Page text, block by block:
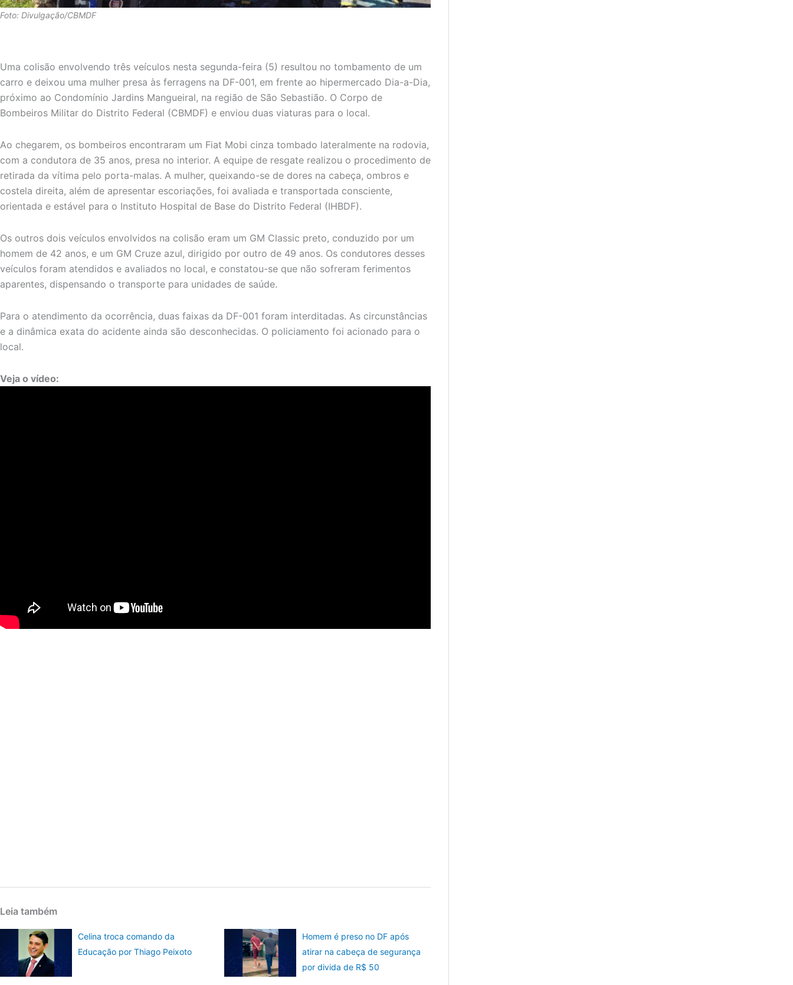
Foto: Divulgação/CBMDF
Uma colisão envolvendo três veículos nesta segunda-feira (5) resultou no tombamento de um
carro e deixou uma mulher presa às ferragens na DF-001, em frente ao hipermercado Dia-a-Dia,
próximo ao Condomínio Jardins Mangueiral, na região de São Sebastião. O Corpo de
Bombeiros Militar do Distrito Federal (CBMDF) e enviou duas viaturas para o local.
Ao chegarem, os bombeiros encontraram um Fiat Mobi cinza tombado lateralmente na rodovia,
com a condutora de 35 anos, presa no interior. A equipe de resgate realizou o procedimento de
retirada da vítima pelo porta-malas. A mulher, queixando-se de dores na cabeça, ombros e
costela direita, além de apresentar escoriações, foi avaliada e transportada consciente,
orientada e estável para o Instituto Hospital de Base do Distrito Federal (IHBDF).
Os outros dois veículos envolvidos na colisão eram um GM Classic preto, conduzido por um
homem de 42 anos, e um GM Cruze azul, dirigido por outro de 49 anos. Os condutores desses
veículos foram atendidos e avaliados no local, e constatou-se que não sofreram ferimentos
aparentes, dispensando o transporte para unidades de saúde.
Para o atendimento da ocorrência, duas faixas da DF-001 foram interditadas. As circunstâncias
e a dinâmica exata do acidente ainda são desconhecidas. O policiamento foi acionado para o
local.
Veja o vídeo:
Leia também
Celina troca comando da
Educação por Thiago Peixoto
Homem é preso no DF após
atirar na cabeça de segurança
por divida de R$ 50